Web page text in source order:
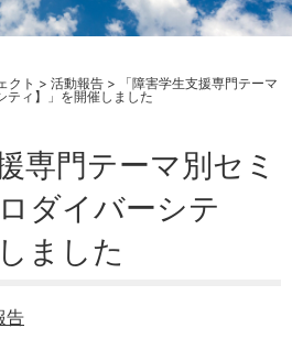
クト > 活動報告 >
「障害学生支援専門テーマ
ティ】」を開催しました
専門テーマ別セミ
ダイバーシテ
ました
告